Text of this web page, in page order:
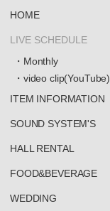
HOME
LIVE SCHEDULE
・Monthly
・video clip(YouTube)
ITEM INFORMATION
SOUND SYSTEM'S
HALL RENTAL
FOOD&BEVERAGE
WEDDING